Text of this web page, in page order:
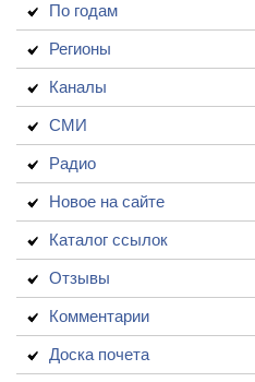
По годам
Регионы
Каналы
СМИ
Радио
Новое на сайте
Каталог ссылок
Отзывы
Комментарии
Доска почета